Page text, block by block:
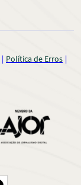
Política de Erros